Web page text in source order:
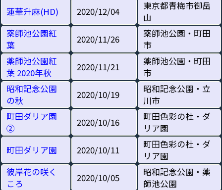
蓮華升麻(HD) 2020/12/04
東京都青梅市御岳
山
薬師池公園紅
葉
2020/11/26
薬師池公園・町田
市
薬師池公園紅
葉 2020年秋
2020/11/21
薬師池公園・町田
市
昭和記念公園
の秋
2020/10/19
昭和記念公園・立
川市
町田ダリア園
②
2020/10/16
町田色彩の杜・ダ
リア園
町田ダリア園
2020/10/11
町田色彩の杜・ダ
リア園
彼岸花の咲く
ころ
2020/10/05
昭和記念公園・薬
師池公園